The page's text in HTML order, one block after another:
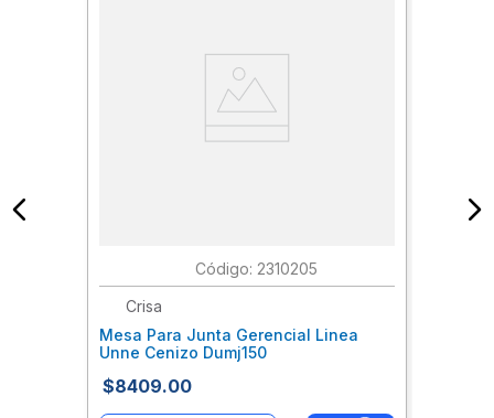
: 2310205
Crisa
Mesa Para Junta Gerencial Linea
Unne Cenizo Dumj150
$8409.00